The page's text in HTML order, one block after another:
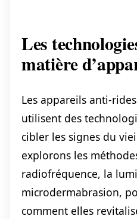
Les
matière
Les appareils anti-rides
utilisent des
cibler les signes du
explorons les
radiofréquence, la
microdermabrasion,
comment elles